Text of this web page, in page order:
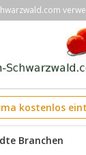
kostenlos
Branchen